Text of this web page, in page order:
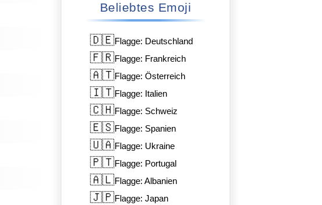
Beliebtes Emoji
🇩🇪Flagge: Deutschland
🇫🇷Flagge: Frankreich
🇦🇹Flagge: Österreich
🇮🇹Flagge: Italien
🇨🇭Flagge: Schweiz
🇪🇸Flagge: Spanien
🇺🇦Flagge: Ukraine
🇵🇹Flagge: Portugal
🇦🇱Flagge: Albanien
🇯🇵Flagge: Japan